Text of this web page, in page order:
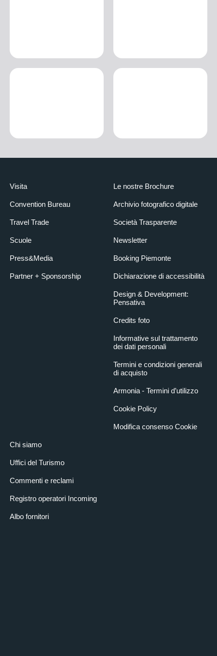
Visita
Convention Bureau
Travel Trade
Scuole
Press&Media
Partner + Sponsorship
Chi siamo
Uffici del Turismo
Commenti e reclami
Registro operatori Incoming
Albo fornitori
Le nostre Brochure
Archivio fotografico digitale
Società Trasparente
Newsletter
Booking Piemonte
Dichiarazione di accessibilità
Design & Development:
Pensativa
Credits foto
Informative sul trattamento
dei dati personali
Termini e condizioni generali
di acquisto
Armonia - Termini d’utilizzo
Cookie Policy
Modifica consenso Cookie